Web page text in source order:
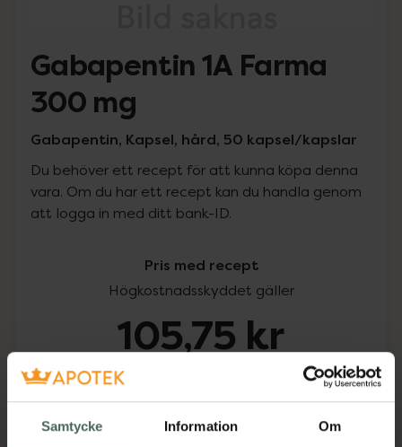
Samtycke Information Om
Gabapentin 1A Farma
300 mg
Gabapentin, Kapsel, hård, 50 kapsel/kapslar
Du behöver ett recept för att kunna köpa denna
vara. Om du har ett recept kan du handla genom
att logga in med ditt bank-ID.
Pris med recept
Högkostnadsskyddet gäller
105,75 kr
Köp via ditt recept